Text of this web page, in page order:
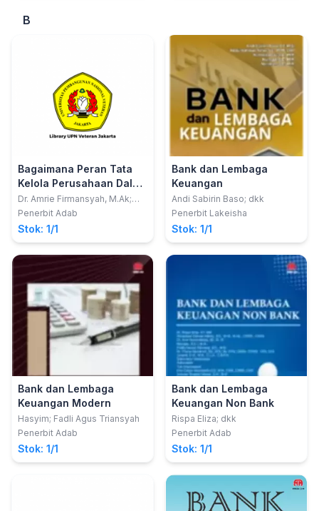
B
Bagaimana Peran Tata
Kelola Perusahaan Dalam
Penghindaran
Pajak,Pengungkapan
Tanggung Jawab Sosial
Perusahaan,
Pengungkapan Risiko,
Dr. Amrie Firmansyah, M.Ak;
Riska Septiana Estutik, S.Tr.Ak.
Penerbit Adab
Stok: 1/1
Bank dan Lembaga
Keuangan
Andi Sabirin Baso; dkk
Penerbit Lakeisha
Stok: 1/1
Bank dan Lembaga
Keuangan Modern
Hasyim; Fadli Agus Triansyah
Penerbit Adab
Stok: 1/1
Bank dan Lembaga
Keuangan Non Bank
Rispa Eliza; dkk
Penerbit Adab
Stok: 1/1